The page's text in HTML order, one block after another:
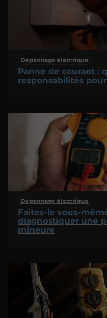
Dépannage électrique
Panne de courant :
responsabilités
Dépannage électrique
Faites-le vous-
diagnostiquer une
mineure